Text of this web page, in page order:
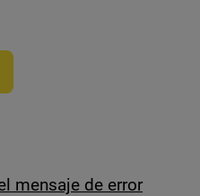
mensaje de error